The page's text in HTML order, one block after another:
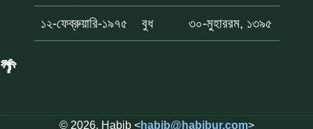
১২-ফেব্রুয়ারি-১৯৭৫ বুধ ৩০-মুহাররম, ১৩৯৫
🌴
© 2026, Habib <habib@habibur.com>